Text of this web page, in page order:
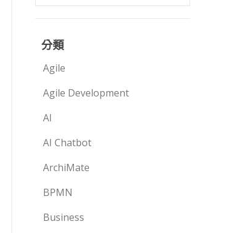
分類
Agile
Agile Development
AI
AI Chatbot
ArchiMate
BPMN
Business